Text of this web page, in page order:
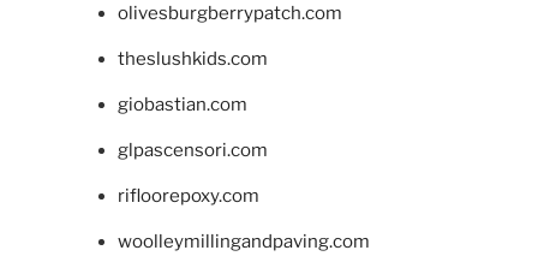
olivesburgberrypatch.com
theslushkids.com
giobastian.com
glpascensori.com
rifloorepoxy.com
woolleymillingandpaving.com